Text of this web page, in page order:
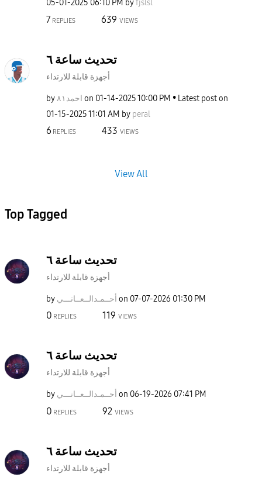
‎05-01-2025 06:10 PM byfjslsl
7 REPLIES 639 VIEWS
تحديث ساعة ٦
أجهزة قابلة للارتداء
by احمد٨١ on ‎01-14-202510:00 PM
Latest post on
‎01-15-202511:01 AM by peral
6 REPLIES 433 VIEWS
View All
Top Tagged
تحديث ساعة ٦
أجهزة قابلة للارتداء
by أحــمـدالــعــانـــي on ‎07-07-2026 01:30 PM
0 REPLIES 119 VIEWS
تحديث ساعة ٦
أجهزة قابلة للارتداء
by أحــمـدالــعــانـــي on ‎06-19-2026 07:41 PM
0 REPLIES 92 VIEWS
تحديث ساعة ٦
أجهزة قابلة للارتداء